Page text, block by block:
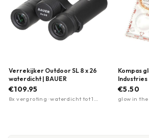
Verrekijker Outdoor SL 8 x 26
waterdicht | BAUER
€109.95
8x vergroting · waterdicht tot 1
Kompas
Industries
€5.50
glow in the